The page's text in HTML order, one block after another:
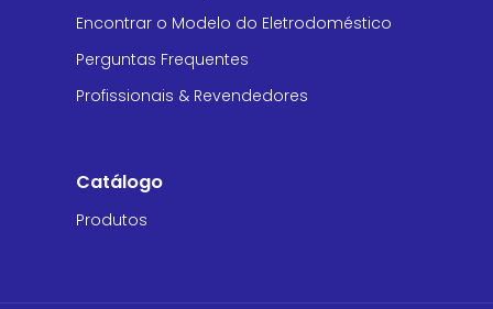
Encontrar o Modelo do Eletrodoméstico
Perguntas Frequentes
Profissionais & Revendedores
Catálogo
Produtos